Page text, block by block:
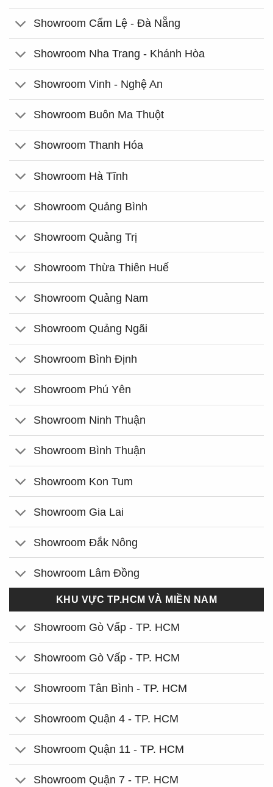
Showroom Cẩm Lệ - Đà Nẵng
Showroom Nha Trang - Khánh Hòa
Showroom Vinh - Nghệ An
Showroom Buôn Ma Thuột
Showroom Thanh Hóa
Showroom Hà Tĩnh
Showroom Quảng Bình
Showroom Quảng Trị
Showroom Thừa Thiên Huế
Showroom Quảng Nam
Showroom Quảng Ngãi
Showroom Bình Định
Showroom Phú Yên
Showroom Ninh Thuận
Showroom Bình Thuận
Showroom Kon Tum
Showroom Gia Lai
Showroom Đắk Nông
Showroom Lâm Đồng
KHU VỰC TP.HCM VÀ MIỀN NAM
Showroom Gò Vấp - TP. HCM
Showroom Gò Vấp - TP. HCM
Showroom Tân Bình - TP. HCM
Showroom Quận 4 - TP. HCM
Showroom Quận 11 - TP. HCM
Showroom Quận 7 - TP. HCM